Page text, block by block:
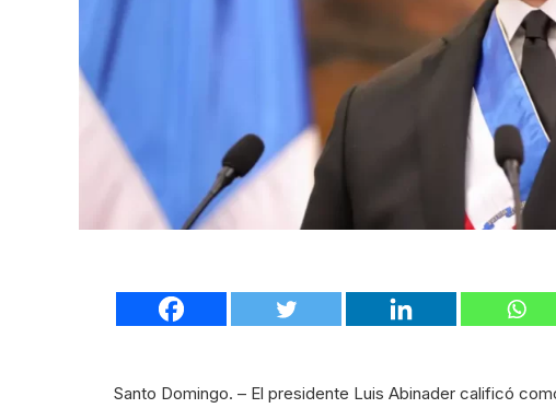
Santo Domingo. – El presidente Luis Abinader calificó